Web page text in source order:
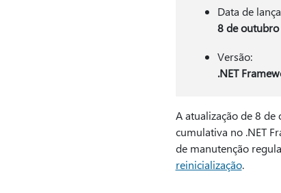
Data de
8 de
Versão:
.NET
A atualização de 8
cumulativa no .NET
de manutenção
reinicialização.